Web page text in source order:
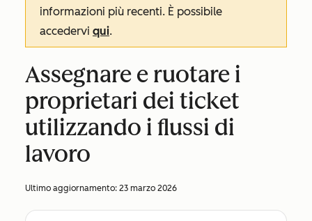
informazioni più recenti. È possibile
accedervi qui.
Assegnare e ruotare i
proprietari dei ticket
utilizzando i flussi di
lavoro
Ultimo aggiornamento: 23 marzo 2026